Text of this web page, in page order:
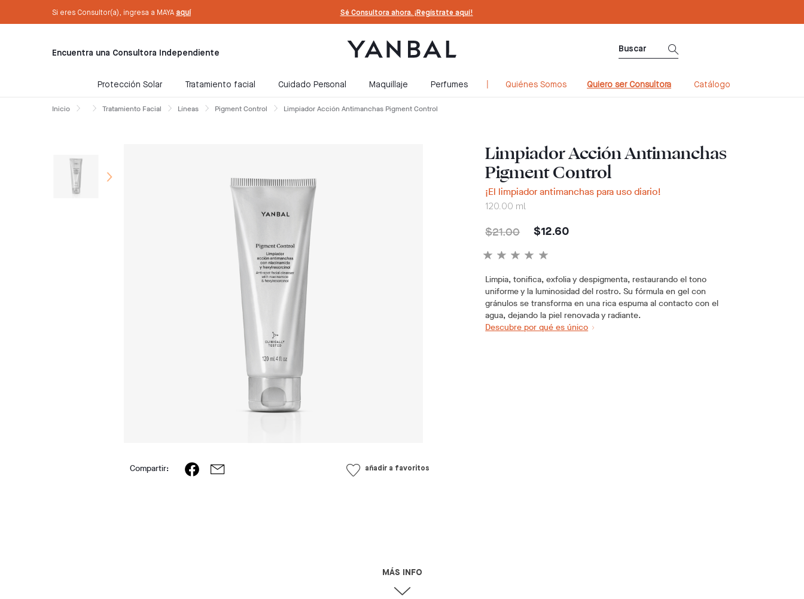
Si eres Consultor(a), ingresa a MAYA aquí
Sé Consultora ahora. ¡Regístrate aquí! Sé Consultora ahora. ¡Regístrate aquí!
Encuentra una Consultora Independiente
Protección Solar Tratamiento facial Cuidado Personal Maquillaje Perfumes Quiénes Somos Quiero ser Consultora Catálogo
Inicio Tratamiento Facial Líneas Pigment Control Limpiador Acción Antimanchas Pigment Control
Compartir: añadir a favoritos
Limpiador Acción Antimanchas
Pigment Control
¡El limpiador antimanchas para uso diario!
120.00 ml
$21.00 $12.60
Limpia, tonifica, exfolia y despigmenta, restaurando el tono
uniforme y la luminosidad del rostro. Su fórmula en gel con
gránulos se transforma en una rica espuma al contacto con el
agua, dejando la piel renovada y radiante.
Descubre por qué es único